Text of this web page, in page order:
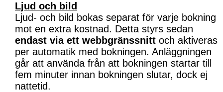
Ljud och bild
Ljud- och bild bokas separat för varje bokning
mot en extra kostnad. Detta styrs sedan
endast via ett webbgränssnitt och aktiveras
per automatik med bokningen. Anläggningen
går att använda från att bokningen startar till
fem minuter innan bokningen slutar, dock ej
nattetid.